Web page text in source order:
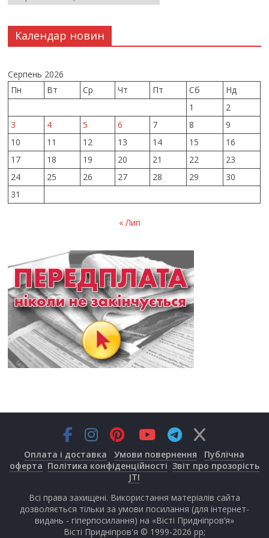
Календар новин
Серпень 2026
Пн
Вт Ср Чт Пт Сб
Нд
1
2
3
4 5 6 7 8
9
10
11 12 13 14 15
16
17
18 19 20 21 22
23
24
25 26 27 28 29
30
31
« Лип
Оплата і доставка Умови повернення
Публічна
оферта Політика конфіденційності Звіт про прозорість
JTI
Всі права захищені. Використання матеріалів сайта
дозволяється тільки за умови посилання (для інтернет-
видань - гіперпосилання) на «Вісті Придніпров’я»
Вісті Придніпров'я © 1999-2026 рр;